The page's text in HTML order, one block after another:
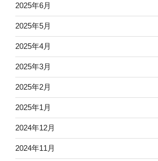
2025年6月
2025年5月
2025年4月
2025年3月
2025年2月
2025年1月
2024年12月
2024年11月